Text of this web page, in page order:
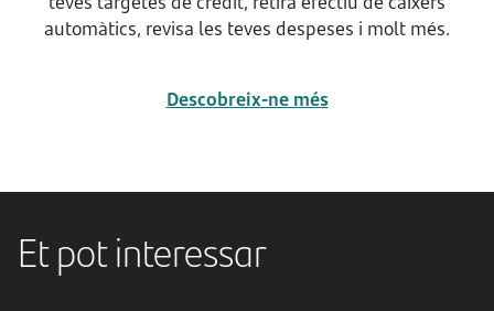
automàtics, revisa les teves despeses i molt més.
Descobreix-ne més
Et pot interessar